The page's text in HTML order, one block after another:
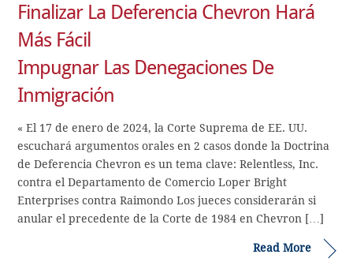
Finalizar La Deferencia Chevron Hará
Más Fácil
Impugnar Las Denegaciones De
Inmigración
« El 17 de enero de 2024, la Corte Suprema de EE. UU.
escuchará argumentos orales en 2 casos donde la Doctrina
de Deferencia Chevron es un tema clave: Relentless, Inc.
contra el Departamento de Comercio Loper Bright
Enterprises contra Raimondo Los jueces considerarán si
anular el precedente de la Corte de 1984 en Chevron […]
Read More